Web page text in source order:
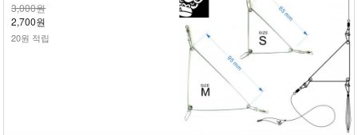
3,000원
2,700원
20원 적립